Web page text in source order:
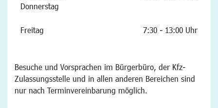
Donnerstag
Freitag 7:30 - 13:00 Uhr
Besuche und Vorsprachen im Bürgerbüro, der Kfz-
Zulassungsstelle und in allen anderen Bereichen sind
nur nach Terminvereinbarung möglich.